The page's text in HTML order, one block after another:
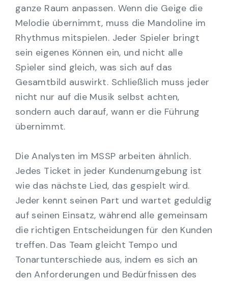
ganze Raum anpassen. Wenn die Geige die
Melodie übernimmt, muss die Mandoline im
Rhythmus mitspielen. Jeder Spieler bringt
sein eigenes Können ein, und nicht alle
Spieler sind gleich, was sich auf das
Gesamtbild auswirkt. Schließlich muss jeder
nicht nur auf die Musik selbst achten,
sondern auch darauf, wann er die Führung
übernimmt.
Die Analysten im MSSP arbeiten ähnlich.
Jedes Ticket in jeder Kundenumgebung ist
wie das nächste Lied, das gespielt wird.
Jeder kennt seinen Part und wartet geduldig
auf seinen Einsatz, während alle gemeinsam
die richtigen Entscheidungen für den Kunden
treffen. Das Team gleicht Tempo und
Tonartunterschiede aus, indem es sich an
den Anforderungen und Bedürfnissen des